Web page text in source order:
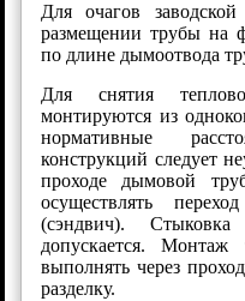
Для очагов
размещении трубы на
по длине дымоотвода
Для снятия
монтируются из
нормативные
конструкций следует
проходе дымовой
осуществлять
(сэндвич).
допускается. Монтаж
выполнять через
разделку.